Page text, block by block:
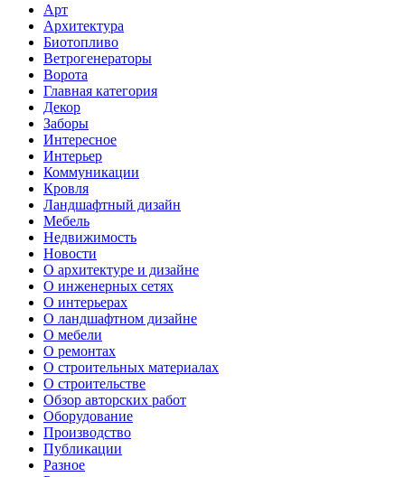
Арт
Архитектура
Биотопливо
Ветрогенераторы
Ворота
Главная категория
Декор
Заборы
Интересное
Интерьер
Коммуникации
Кровля
Ландшафтный дизайн
Мебель
Недвижимость
Новости
О архитектуре и дизайне
О инженерных сетях
О интерьерах
О ландшафтном дизайне
О мебели
О ремонтах
О строительных материалах
О строительстве
Обзор авторских работ
Оборудование
Производство
Публикации
Разное